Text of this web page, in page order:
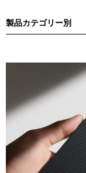
製品カテゴリー別